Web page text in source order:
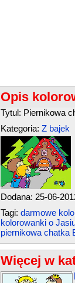
Opis
Tytul: Piernikowa
Kategoria: Z bajek
Dodana: 25-06-
Tagi: darmowe
kolorowanki o
piernikowa chatka
Więcej w